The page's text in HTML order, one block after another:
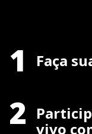
1 Faça
2 vivo